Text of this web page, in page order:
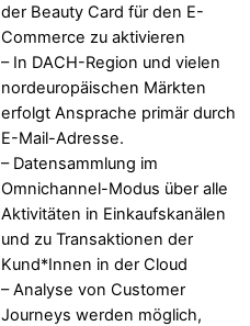
der Beauty Card für den E-
Commerce zu aktivieren
– In DACH-Region und vielen
nordeuropäischen Märkten
erfolgt Ansprache primär durch
E-Mail-Adresse.
– Datensammlung im
Omnichannel-Modus über alle
Aktivitäten in Einkaufskanälen
und zu Transaktionen der
Kund*Innen in der Cloud
– Analyse von Customer
Journeys werden möglich,